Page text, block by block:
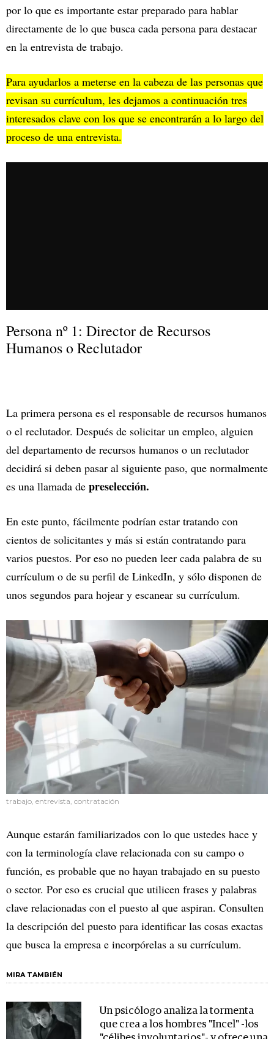
por lo que es importante estar preparado para hablar
directamente de lo que busca cada persona para destacar
en la entrevista de trabajo.
Para ayudarlos a meterse en la cabeza de las personas que
revisan su currículum, les dejamos a continuación tres
interesados clave con los que se encontrarán a lo largo del
proceso de una entrevista.
Persona nº 1: Director de Recursos
Humanos o Reclutador
La primera persona es el responsable de recursos humanos
o el reclutador. Después de solicitar un empleo, alguien
del departamento de recursos humanos o un reclutador
decidirá si deben pasar al siguiente paso, que normalmente
es una llamada de preselección.
En este punto, fácilmente podrían estar tratando con
cientos de solicitantes y más si están contratando para
varios puestos. Por eso no pueden leer cada palabra de su
currículum o de su perfil de LinkedIn, y sólo disponen de
unos segundos para hojear y escanear su currículum.
trabajo, entrevista, contratación
Aunque estarán familiarizados con lo que ustedes hace y
con la terminología clave relacionada con su campo o
función, es probable que no hayan trabajado en su puesto
o sector. Por eso es crucial que utilicen frases y palabras
clave relacionadas con el puesto al que aspiran. Consulten
la descripción del puesto para identificar las cosas exactas
que busca la empresa e incorpórelas a su currículum.
MIRA TAMBIÉN
Un psicólogo analiza la tormenta
que crea a los hombres "Incel" -los